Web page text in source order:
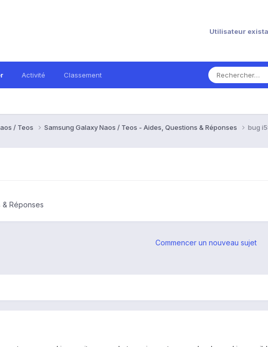
Utilisateur
Activité Classement
/ Teos Samsung Galaxy Naos / Teos - Aides, Questions & Réponses bug
Réponses
Commencer un nouveau sujet